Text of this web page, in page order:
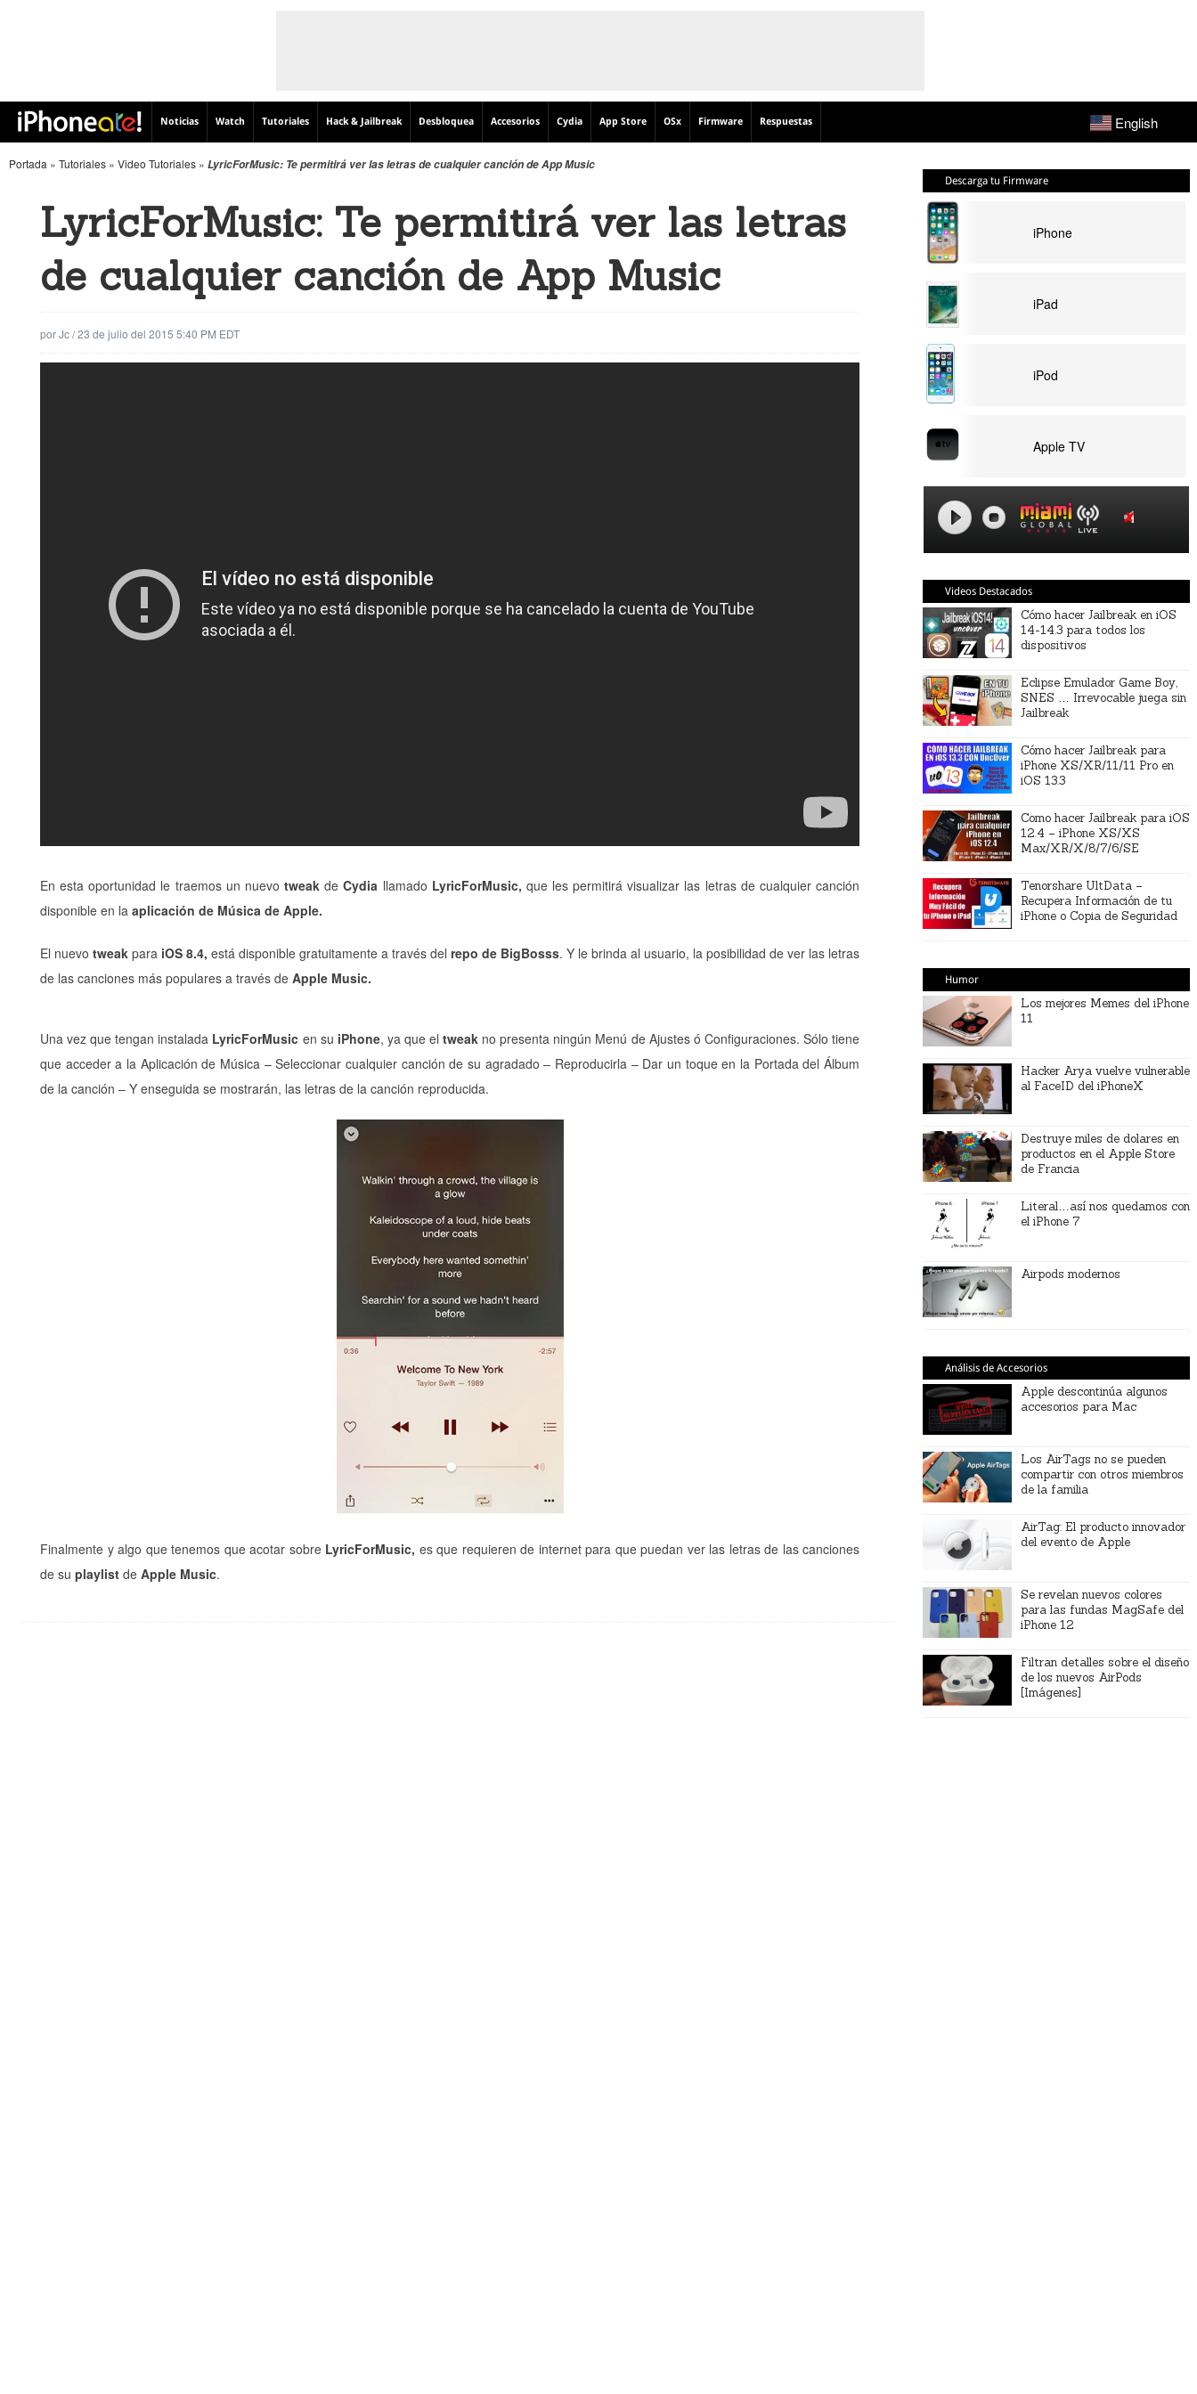
Noticias Watch Tutoriales Hack & Jailbreak Desbloquea Accesorios Cydia App Store OSx Firmware Respuestas English
Portada » Tutoriales » Video Tutoriales » LyricForMusic: Te permitirá ver las letras de cualquier canción de App Music
LyricForMusic: Te permitirá ver las letras
de cualquier canción de App Music
porJc/23 de julio del 2015 5:40 PM EDT
En esta oportunidad le traemos un nuevotweak deCydia llamado LyricForMusic, que les permitirá visualizar las letras de cualquier canción
disponible en la aplicación de Música de Apple.
El nuevo tweak para iOS 8.4, está disponible gratuitamente a través del repo de BigBosss. Y le brinda al usuario, la posibilidad de ver las letras
de las canciones más populares a través de Apple Music.
Una vez que tengan instalada LyricForMusic en su iPhone, ya que eltweak no presenta ningún Menú de Ajustes ó Configuraciones. Sólo tiene
que acceder a la Aplicación de Música – Seleccionar cualquier canción de su agradado – Reproducirla – Dar un toque en la Portada del Álbum
de la canción – Y enseguida se mostrarán, las letras de la canción reproducida.
Finalmente y algo que tenemos que acotar sobre LyricForMusic, es que requieren de internet para que puedan ver las letras de las canciones
de su playlist de Apple Music.
Descarga tu Firmware
iPhone
iPad
iPod
Apple TV
Videos Destacados
Cómo hacer Jailbreak en iOS
14-14.3 para todos los
dispositivos
Eclipse Emulador Game Boy,
SNES … Irrevocable juega sin
Jailbreak
Cómo hacer Jailbreak para
iPhone XS/XR/11/11 Pro en
iOS 13.3
Como hacer Jailbreak para iOS
12.4 – iPhone XS/XS
Max/XR/X/8/7/6/SE
Tenorshare UltData –
Recupera Información de tu
iPhone o Copia de Seguridad
Humor
Los mejores Memes del iPhone
11
Hacker Arya vuelve vulnerable
al FaceID del iPhoneX
Destruye miles de dolares en
productos en el Apple Store
de Francia
Literal…así nos quedamos con
el iPhone 7
Airpods modernos
Análisis de Accesorios
Apple descontinúa algunos
accesorios para Mac
Los AirTags no se pueden
compartir con otros miembros
de la familia
AirTag: El producto innovador
del evento de Apple
Se revelan nuevos colores
para las fundas MagSafe del
iPhone 12
Filtran detalles sobre el diseño
de los nuevos AirPods
[Imágenes]